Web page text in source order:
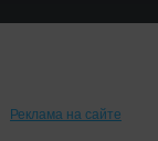
Реклама на сайте